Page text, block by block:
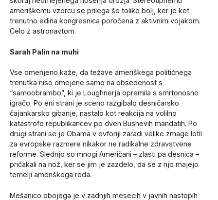
ameriškemu vzorcu se prilega še toliko bolj, ker je kot
trenutno edina kongresnica poročena z aktivnim vojakom.
Celo z astronavtom.
Sarah Palin na muhi
Vse omenjeno kaže, da težave ameriškega političnega
trenutka niso omejene samo na obsedenost s
“samoobrambo”, ki je Loughnerja opremila s smrtonosno
igračo. Po eni strani je sceno razgibalo desničarsko
čajankarsko gibanje, nastalo kot reakcija na volilno
katastrofo republikancev po dveh Bushevih mandatih. Po
drugi strani se je Obama v evforiji zaradi velike zmage lotil
za evropske razmere nikakor ne radikalne zdravstvene
reforme. Slednjo so mnogi Američani – zlasti pa desnica –
pričakali na nož, ker se jim je zazdelo, da se z njo majejo
temelji ameriškega reda.
Mešanico obojega je v zadnjih mesecih v javnih nastopih